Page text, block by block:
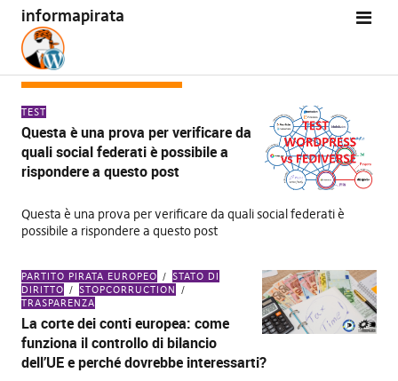
informapirata
MESE:
TEST
Questa è una prova per verificare da
quali social federati è possibile a
rispondere a questo post
Questa è una prova per verificare da quali social federati è
possibile a rispondere a questo post
PARTITO PIRATA EUROPEO
STATO DI
DIRITTO
STOPCORRUCTION
TRASPARENZA
La corte dei conti europea: come
funziona il controllo di bilancio
dell’UE e perché dovrebbe interessarti?